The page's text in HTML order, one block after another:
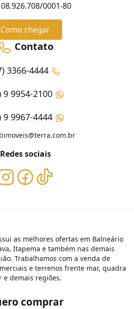
08.926.708/0001-80
Como chegar
Contato
3366-4444
9 9954-2100
9 9967-4444
Redes sociais
as melhores ofertas em Balneário
Itapema e também nas demais
Trabalhamos com a venda de
e terrenos frente mar, quadra
e demais regiões.
comprar